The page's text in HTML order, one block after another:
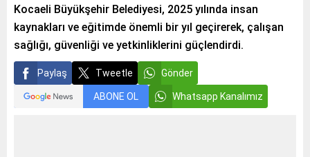
Kocaeli Büyükşehir Belediyesi, 2025 yılında insan
kaynakları ve eğitimde önemli bir yıl geçirerek, çalışan
sağlığı, güvenliği ve yetkinliklerini güçlendirdi.
Paylaş Tweetle Gönder
ABONE OL Whatsapp Kanalımız